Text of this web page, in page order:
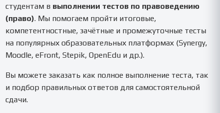
студентам в выполнении тестов по правоведению
(право). Мы помогаем пройти итоговые,
компетентностные, зачётные и промежуточные тесты
на популярных образовательных платформах (Synergy,
Moodle, eFront, Stepik, OpenEdu и др.).
Вы можете заказать как полное выполнение теста, так
и подбор правильных ответов для самостоятельной
сдачи.